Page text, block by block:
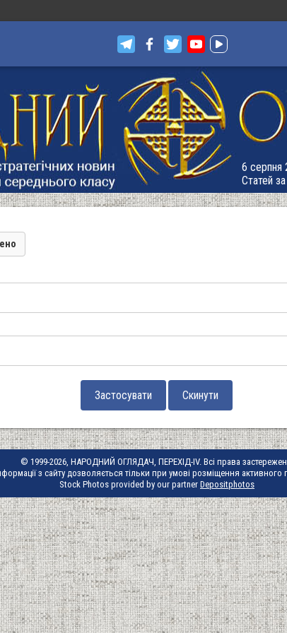
6 серпня
Статей
© 1999-2026, НАРОДНИЙ ОГЛЯДАЧ, ПЕРЕХІД-IV. Всі права
з сайту дозволяється тільки при умові розміщення активного
Stock Photos provided by our partner Depositphotos